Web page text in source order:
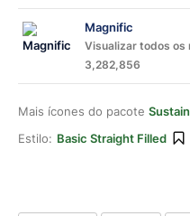
Magnific
Visualizar todos os
3,282,856
Mais ícones do pacote
Estilo: Basic Straight Filled